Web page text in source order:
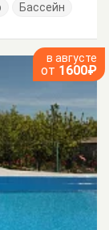
Бассейн
в августе
от 1600₽